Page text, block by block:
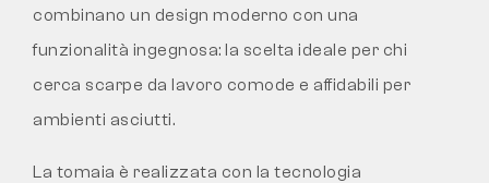
combinano un design moderno con una
funzionalità ingegnosa: la scelta ideale per chi
cerca scarpe da lavoro comode e affidabili per
ambienti asciutti.
La tomaia è realizzata con la tecnologia